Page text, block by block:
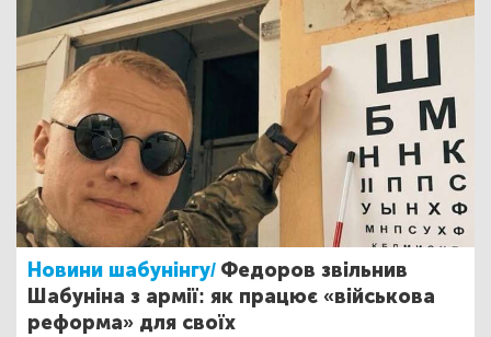
Новини шабунінгу/ Федоров звільнив
Шабуніна з армії: як працює «військова
реформа» для своїх